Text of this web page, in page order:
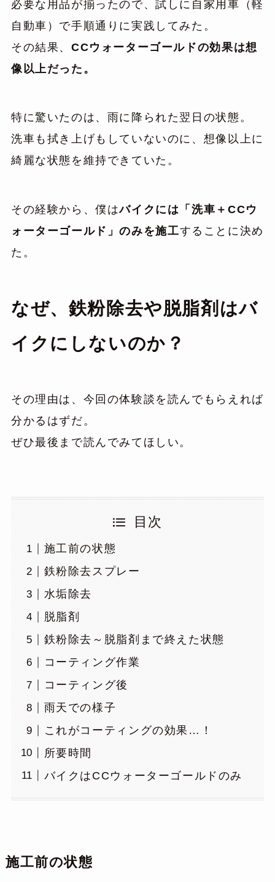
必要な用品が揃ったので、試しに自家用車（軽
自動車）で手順通りに実践してみた。
その結果、 CCウォーターゴールドの効果は想
像以上だった。
特に驚いたのは、雨に降られた翌日の状態。
洗車も拭き上げもしていないのに、想像以上に
綺麗な状態を維持できていた。
その経験から、僕はバイクには「洗車＋CCウ
ォーターゴールド」のみを施工することに決め
た。
なぜ、鉄粉除去や脱脂剤はバ
イクにしないのか？
その理由は、今回の体験談を読んでもらえれば
分かるはずだ。
ぜひ最後まで読んでみてほしい。
目次
施工前の状態
鉄粉除去スプレー
水垢除去
脱脂剤
鉄粉除去～脱脂剤まで終えた状態
コーティング作業
コーティング後
雨天での様子
これがコーティングの効果…！
所要時間
バイクはCCウォーターゴールドのみ
施工前の状態